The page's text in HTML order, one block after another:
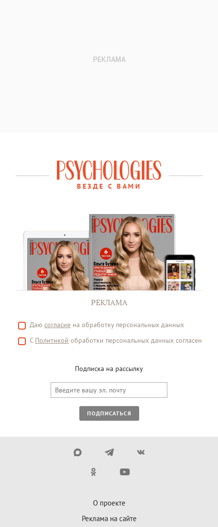
ВЕЗДЕ С ВАМИ
РЕКЛАМА
Даю согласие на обработку персональных данных
С Политикой обработки персональных данных согласен
Подписка на рассылку
ПОДПИСАТЬСЯ
О проекте
Реклама на сайте